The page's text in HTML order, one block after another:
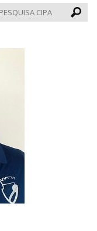
CIPA